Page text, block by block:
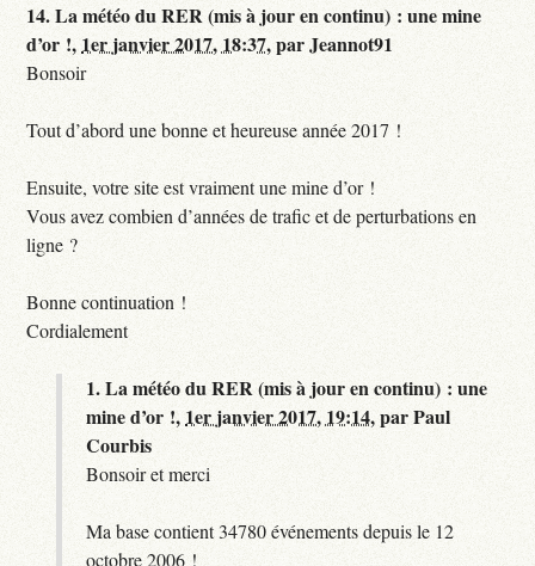
14.La météo du RER (mis à jour en continu) : une mine
d’or !, 1er janvier 2017, 18:37,parJeannot91
Bonsoir
Tout d’abord une bonne et heureuse année 2017 !
Ensuite, votre site est vraiment une mine d’or !
Vous avez combien d’années de trafic et de perturbations en
ligne ?
Bonne continuation !
Cordialement
1.La météo du RER (mis à jour en continu) : une
mine d’or !, 1er janvier 2017, 19:14,parPaul
Courbis
Bonsoir et merci
Ma base contient 34780 événements depuis le 12
octobre 2006 !